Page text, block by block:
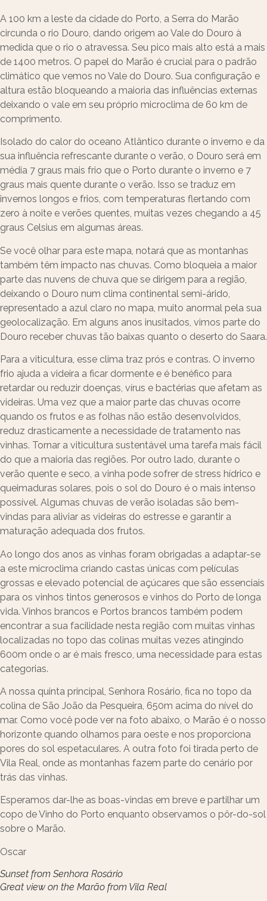
A 100 km a leste da cidade do Porto, a Serra do Marão
circunda o rio Douro, dando origem ao Vale do Douro à
medida que o rio o atravessa. Seu pico mais alto está a mais
de 1400 metros. O papel do Marão é crucial para o padrão
climático que vemos no Vale do Douro. Sua configuração e
altura estão bloqueando a maioria das influências externas
deixando o vale em seu próprio microclima de 60 km de
comprimento.
Isolado do calor do oceano Atlântico durante o inverno e da
sua influência refrescante durante o verão, o Douro será em
média 7 graus mais frio que o Porto durante o inverno e 7
graus mais quente durante o verão. Isso se traduz em
invernos longos e frios, com temperaturas flertando com
zero à noite e verões quentes, muitas vezes chegando a 45
graus Celsius em algumas áreas.
Se você olhar para este mapa, notará que as montanhas
também têm impacto nas chuvas. Como bloqueia a maior
parte das nuvens de chuva que se dirigem para a região,
deixando o Douro num clima continental semi-árido,
representado a azul claro no mapa, muito anormal pela sua
geolocalização. Em alguns anos inusitados, vimos parte do
Douro receber chuvas tão baixas quanto o deserto do Saara.
Para a viticultura, esse clima traz prós e contras. O inverno
frio ajuda a videira a ficar dormente e é benéfico para
retardar ou reduzir doenças, vírus e bactérias que afetam as
videiras. Uma vez que a maior parte das chuvas ocorre
quando os frutos e as folhas não estão desenvolvidos,
reduz drasticamente a necessidade de tratamento nas
vinhas. Tornar a viticultura sustentável uma tarefa mais fácil
do que a maioria das regiões. Por outro lado, durante o
verão quente e seco, a vinha pode sofrer de stress hídrico e
queimaduras solares, pois o sol do Douro é o mais intenso
possível. Algumas chuvas de verão isoladas são bem-
vindas para aliviar as videiras do estresse e garantir a
maturação adequada dos frutos.
Ao longo dos anos as vinhas foram obrigadas a adaptar-se
a este microclima criando castas únicas com películas
grossas e elevado potencial de açúcares que são essenciais
para os vinhos tintos generosos e vinhos do Porto de longa
vida. Vinhos brancos e Portos brancos também podem
encontrar a sua facilidade nesta região com muitas vinhas
localizadas no topo das colinas muitas vezes atingindo
600m onde o ar é mais fresco, uma necessidade para estas
categorias.
A nossa quinta principal, Senhora Rosário, fica no topo da
colina de São João da Pesqueira, 650m acima do nível do
mar. Como você pode ver na foto abaixo, o Marão é o nosso
horizonte quando olhamos para oeste e nos proporciona
pores do sol espetaculares. A outra foto foi tirada perto de
Vila Real, onde as montanhas fazem parte do cenário por
trás das vinhas.
Esperamos dar-lhe as boas-vindas em breve e partilhar um
copo de Vinho do Porto enquanto observamos o pôr-do-sol
sobre o Marão.
Oscar
Sunset from Senhora Rosário
Great view on the Marão from Vila Real